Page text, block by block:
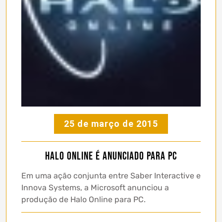
25 de março de 2015
Halo Online é anunciado para PC
Em uma ação conjunta entre Saber Interactive e
Innova Systems, a Microsoft anunciou a
produção de Halo Online para PC.